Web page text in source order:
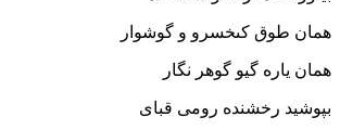
همان طوق کى‏خسرو و گوشوار
همان یاره گیو گوهر نگار
بپوشید رخشنده رومى قباى